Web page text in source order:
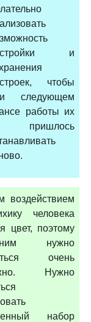
и
чтобы
следующем
работы их
пришлось
воздействием
человека
цвет, поэтому
нужно
очень
Нужно
набор